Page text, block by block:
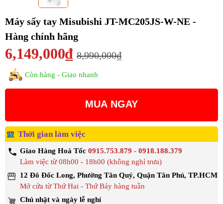
Máy sấy tay Misubishi JT-MC205JS-W-NE -
Hàng chính hãng
6,149,000₫ 8,990,000₫
Còn hàng - Giao nhanh
MUA NGAY
Thời gian làm việc
Giao Hàng Hoả Tốc 0915.753.879 - 0918.188.379
Làm việc từ 08h00 - 18h00 (không nghỉ trưa)
12 Đô Đốc Long, Phường Tân Quý, Quận Tân Phú, TP.HCM
Mở cửa từ Thứ Hai - Thứ Bảy hàng tuần
Chủ nhật và ngày lễ nghỉ